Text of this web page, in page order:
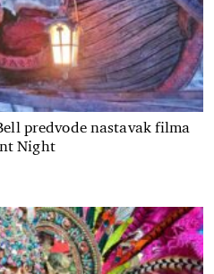
predvode nastavak filma
Night